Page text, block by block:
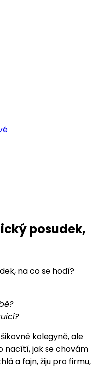
posudek,
kolegyně, ale
nacítí, jak se chovám
a fajn, žiju pro firmu,